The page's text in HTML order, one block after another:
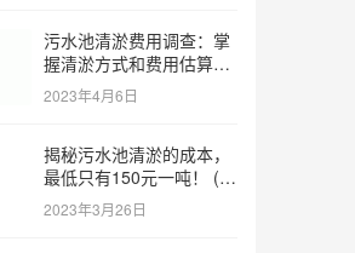
污水池清淤费用调查：掌
握清淤方式和费用估算技
巧 (污水池清淤多少钱一
方米)
2023年4月6日
揭秘污水池清淤的成本，
最低只有150元一吨！ (污
水池清淤一米多少钱一吨)
2023年3月26日